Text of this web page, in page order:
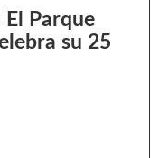
El Parque
su 25